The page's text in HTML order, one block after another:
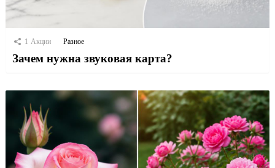
1 Акции Разное
Зачем нужна звуковая карта?